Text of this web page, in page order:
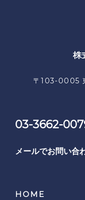
〒103-0005
03-3662-
メールでお問い合
HOME